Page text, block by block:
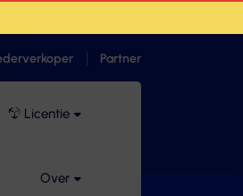
Partner
Licentie
Over